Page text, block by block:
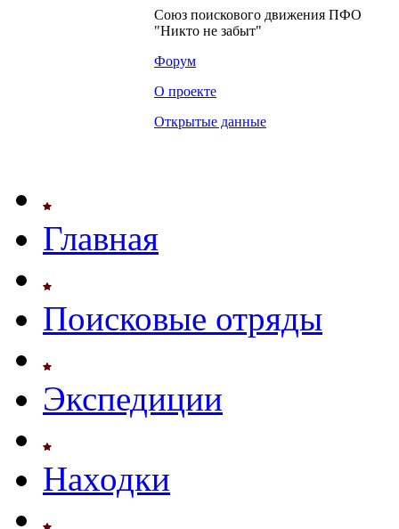
Союз поискового движения ПФО
"Никто не забыт"
Форум
О проекте
Открытые данные
Главная
Поисковые отряды
Экспедиции
Находки